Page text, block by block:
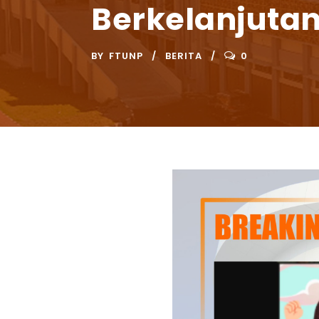
BY FTUNP BERITA 0